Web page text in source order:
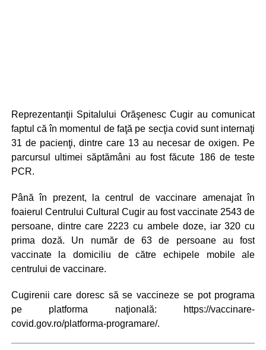
Reprezentanţii Spitalului Orăşenesc Cugir au comunicat
faptul că în momentul de faţă pe secţia covid sunt internaţi
31 de pacienţi, dintre care 13 au necesar de oxigen. Pe
parcursul ultimei săptămâni au fost făcute 186 de teste
PCR.
Până în prezent, la centrul de vaccinare amenajat în
foaierul Centrului Cultural Cugir au fost vaccinate 2543 de
persoane, dintre care 2223 cu ambele doze, iar 320 cu
prima doză. Un număr de 63 de persoane au fost
vaccinate la domiciliu de către echipele mobile ale
centrului de vaccinare.
Cugirenii care doresc să se vaccineze se pot programa
pe platforma naţională: https://vaccinare-
covid.gov.ro/platforma-programare/.